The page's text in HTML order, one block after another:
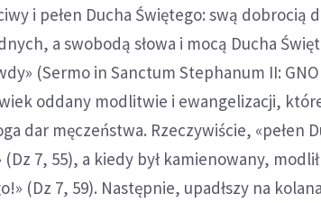
i pełen Ducha Świętego: swą dobrocią
a swobodą słowa i mocą Ducha
(Sermo in Sanctum Stephanum II: GNO
oddany modlitwie i ewangelizacji,
dar męczeństwa. Rzeczywiście, «pełen
(Dz 7, 55), a kiedy był kamienowany, modlił
(Dz 7, 59). Następnie, upadłszy na